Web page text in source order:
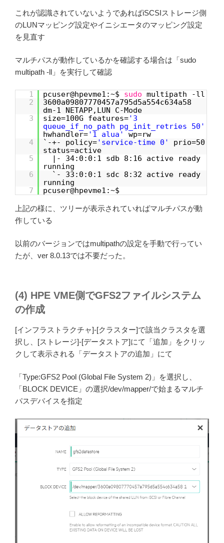
これが認識されていないようであればiSCSIストレージ側
のLUNマッピング設定やイニシエータのマッピング設定
を見直す
マルチパスが動作しているかを確認する場合は「sudo
multipath -ll」を実行して確認
1 pcuser@hpevme1:~$ sudo multipath -ll
2
3600a09807770457a795d5a554c634a58
dm-1 NETAPP,LUN C-Mode
3
size=100G features='3
queue_if_no_path pg_init_retries 50'
hwhandler='1 alua'
wp=rw
4
`-+- policy='service-time 0'
prio=50
status=active
5
|- 34:0:0:1 sdb 8:16 active ready
running
6
`- 33:0:0:1 sdc 8:32 active ready
running
7
pcuser@hpevme1:~$
上記の様に、ツリーが表示されていればマルチパスが動
作している
以前のバージョンではmultipathの設定を手動で行ってい
たが、ver 8.0.13では不要だった。
(4) HPE VME側でGFS2ファイルシステム
の作成
[インフラストラクチャ]-[クラスター]で該当クラスタを選
択し、[ストレージ]-[データストア]にて「追加」をクリッ
クして表示される「データストアの追加」にて
「Type:GFS2 Pool (Global File System 2)」を選択し、
「BLOCK DEVICE」の選択/dev/mapper/で始まるマルチ
パスデバイスを指定